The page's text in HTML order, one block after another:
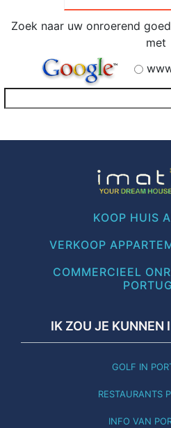
Zoek naar uw onroerend
met
KOOP HUIS
VERKOOP
COMMERCIEEL
IK ZOU JE KUNNEN
GOLF IN
RESTAURANTS
INFO VAN